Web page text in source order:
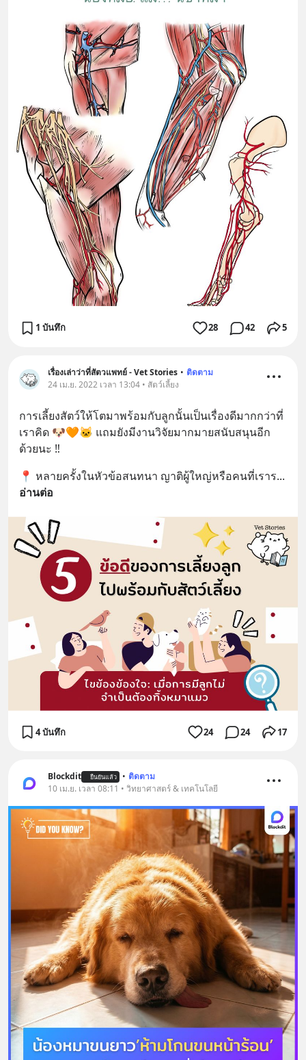
1 บันทึก 28 42 5
เรื่องเล่าว่าที่สัตวแพทย์ - Vet Stories • ติดตาม
24 เม.ย. 2022 เวลา 13:04 • สัตว์เลี้ยง
การเลี้ยงสัตว์ให้โตมาพร้อมกับลูกนั้นเป็นเรื่องดีมากกว่าที่
เราคิด 🐶🧡🐱 แถมยังมีงานวิจัยมากมายสนับสนุนอีก
ด้วยนะ ‼️
📍 หลายครั้งในหัวข้อสนทนา ญาติผู้ใหญ่หรือคนที่เราร
อ่านต่อ
4 บันทึก 24 24 17
Blockdit ยืนยันแล้ว • ติดตาม
10 เม.ย. เวลา 08:11 • วิทยาศาสตร์ & เทคโนโลยี